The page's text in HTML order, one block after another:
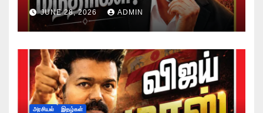
JUNE 28, 2026 ADMIN
அரசியல் இதழ்கள்